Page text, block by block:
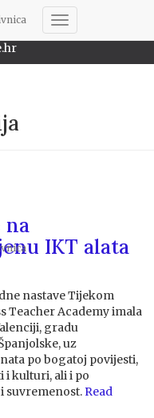
Toggle
na
IKT alata
nastave Tijekom
Teacher Academy imala
gradu
uz
po bogatoj povijesti,
i kulturi, ali i po
suvremenost. Read